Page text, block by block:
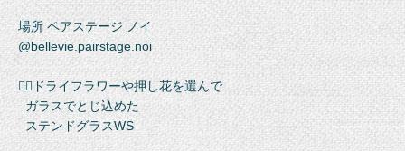
場所 ペアステージ ノイ
@bellevie.pairstage.noi
❁⃘ドライフラワーや押し花を選んで
ガラスでとじ込めた
ステンドグラスWS